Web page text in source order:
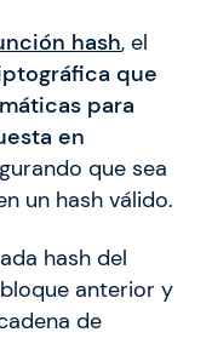
hash, el
que
para
en
que sea
un hash válido.
hash del
anterior y
de